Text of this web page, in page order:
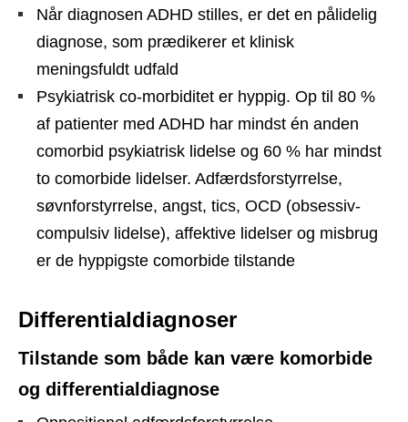
Når diagnosen ADHD stilles, er det en pålidelig
diagnose, som prædikerer et klinisk
meningsfuldt udfald
Psykiatrisk co-morbiditet er hyppig. Op til 80 %
af patienter med ADHD har mindst én anden
comorbid psykiatrisk lidelse og 60 % har mindst
to comorbide lidelser. Adfærdsforstyrrelse,
søvnforstyrrelse, angst, tics, OCD (obsessiv-
compulsiv lidelse), affektive lidelser og misbrug
er de hyppigste comorbide tilstande
Differentialdiagnoser
Tilstande som både kan være komorbide
og differentialdiagnose